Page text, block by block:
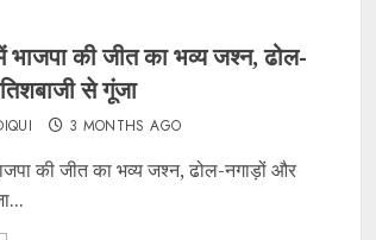
भाजपा की जीत का भव्य जश्न, ढोल-
से गूंजा
3 MONTHS AGO
की जीत का भव्य जश्न, ढोल-नगाड़ों और